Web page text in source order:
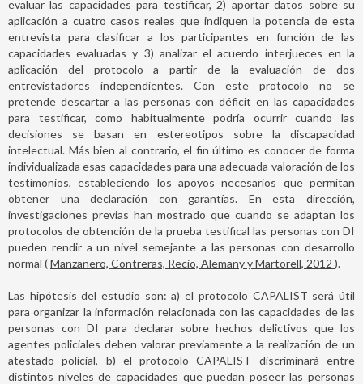
evaluar las capacidades para testificar, 2) aportar datos sobre su
aplicación a cuatro casos reales que indiquen la potencia de esta
entrevista para clasificar a los participantes en función de las
capacidades evaluadas y 3) analizar el acuerdo interjueces en la
aplicación del protocolo a partir de la evaluación de dos
entrevistadores independientes. Con este protocolo no se
pretende descartar a las personas con déficit en las capacidades
para testificar, como habitualmente podría ocurrir cuando las
decisiones se basan en estereotipos sobre la discapacidad
intelectual. Más bien al contrario, el fin último es conocer de forma
individualizada esas capacidades para una adecuada valoración de los
testimonios, estableciendo los apoyos necesarios que permitan
obtener una declaración con garantías. En esta dirección,
investigaciones previas han mostrado que cuando se adaptan los
protocolos de obtención de la prueba testifical las personas con DI
pueden rendir a un nivel semejante a las personas con desarrollo
normal (Manzanero, Contreras, Recio, Alemany y Martorell, 2012 ).
Las hipótesis del estudio son: a) el protocolo CAPALIST será útil
para organizar la información relacionada con las capacidades de las
personas con DI para declarar sobre hechos delictivos que los
agentes policiales deben valorar previamente a la realización de un
atestado policial, b) el protocolo CAPALIST discriminará entre
distintos niveles de capacidades que puedan poseer las personas